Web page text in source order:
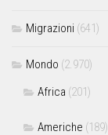
Migrazioni (641)
Mondo (2.970)
Africa (201)
Americhe (189)